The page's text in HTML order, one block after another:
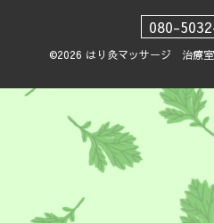
080-
©2026 はり灸マッサージ 治療